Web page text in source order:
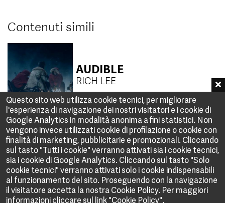
Contenuti simili
AUDIBLE
RICH LEE
COORDOWN | JUST THE
TWO OF US
AUGUSTO ZAPIOLA | MARTIN
ROMANELLA
Questo sito web utilizza cookie tecnici, per migliorare
l'esperienza di navigazione dei nostri visitatori e i cookie di
Google Analytics in modalità anonima a fini statistici. Non
vengono invece utilizzati cookie di profilazione o cookie con
finalità di marketing, pubblicitarie e promozionali. Cliccando
sul tasto "Tutti i cookie" verranno attivati sia i cookie tecnici,
sia i cookie di Google Analytics. Cliccando sul tasto "Solo
cookie tecnici" verranno attivati solo i cookie indispensabili
al funzionamento del sito. Proseguendo con la navigazione
il visitatore accetta la nostra Cookie Policy. Per maggiori
informazioni cliccare sul link "Cookie Policy".